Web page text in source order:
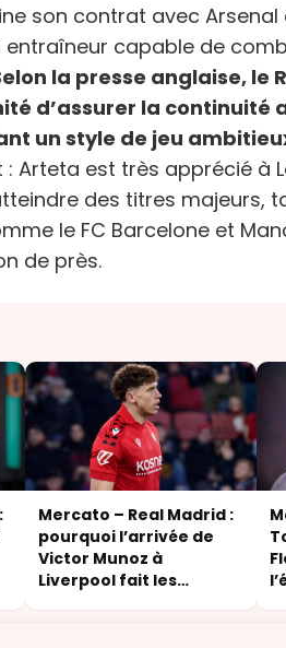
son contrat avec Arsenal
capable de
la presse anglaise, le
d’assurer la continuité
un style de jeu
Arteta est très apprécié à
des titres majeurs,
le FC Barcelone et
de près.
Mercato – Real Madrid :
pourquoi l’arrivée de
Victor Munoz à
Liverpool fait les